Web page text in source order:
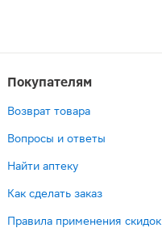
Покупателям
Возврат товара
Вопросы и ответы
Найти аптеку
Как сделать заказ
Правила применения скидок